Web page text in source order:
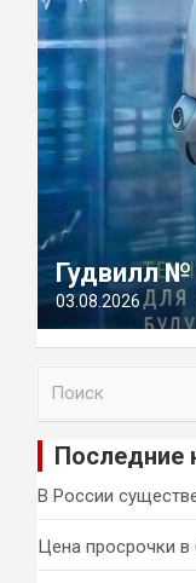
Гудвилл
03.08.2026
и
Последние
В России
Цена просрочки